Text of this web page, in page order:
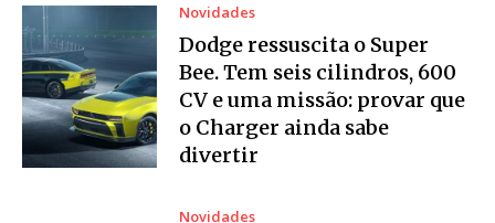
Novidades
Dodge ressuscita o Super
Bee. Tem seis cilindros, 600
CV e uma missão: provar que
o Charger ainda sabe
divertir
Novidades